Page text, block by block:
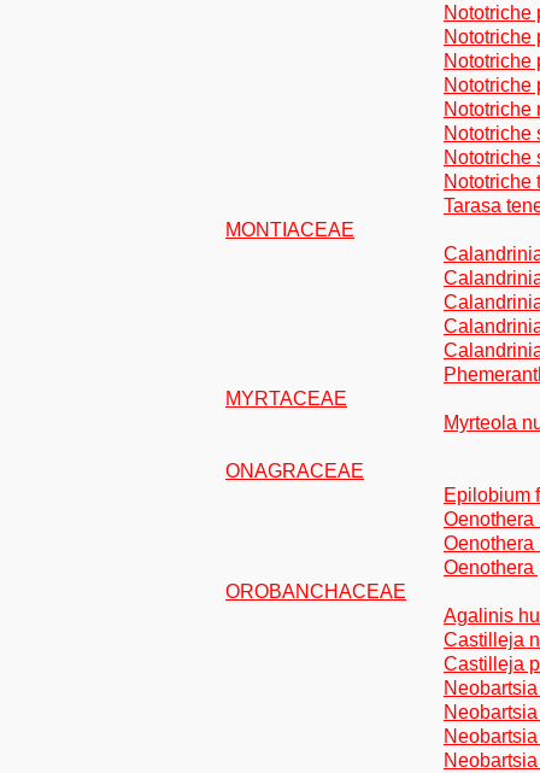
Nototriche
Nototriche
Nototriche
Nototriche
Nototriche
Nototriche
Nototriche
Nototriche
Tarasa
MONTIACEAE
MYRTACEAE
Myrteola
ONAGRACEAE
Epilobium
Oenothera
Oenothera
Oenothera
OROBANCHACEAE
Agalinis
Castilleja
Castilleja